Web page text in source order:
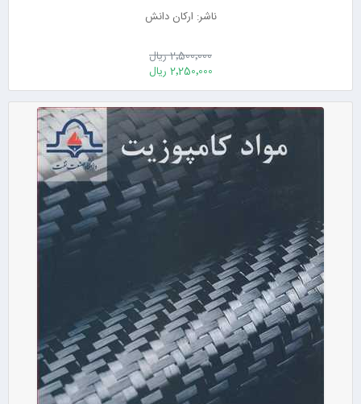
ناشر: ارکان دانش
2٬500٬000 ریال
2٬250٬000 ریال